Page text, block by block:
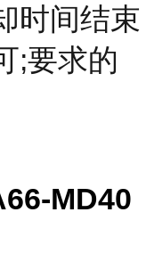
时间结束
;要求的
MD40